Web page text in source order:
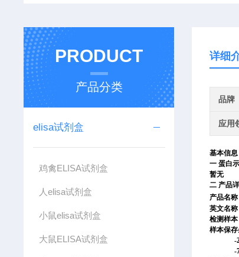
详细
品牌
应用
基本信息
一 蛋白
暂无
二 产品
产品名称
英文名
检测样
样本保存
-20℃
-70℃
PRODUCT
产品分类
elisa试剂盒
鸡禽ELISA试剂盒
人elisa试剂盒
小鼠elisa试剂盒
大鼠ELISA试剂盒